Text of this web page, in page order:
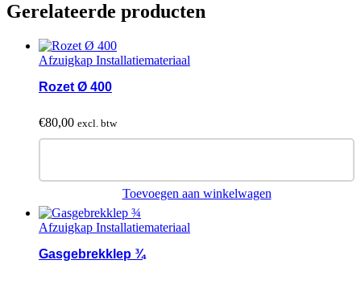
Gerelateerde producten
Afzuigkap Installatiemateriaal
Rozet Ø 400
€80,00 excl. btw
Toevoegen aan winkelwagen
Afzuigkap Installatiemateriaal
Gasgebrekklep ¾